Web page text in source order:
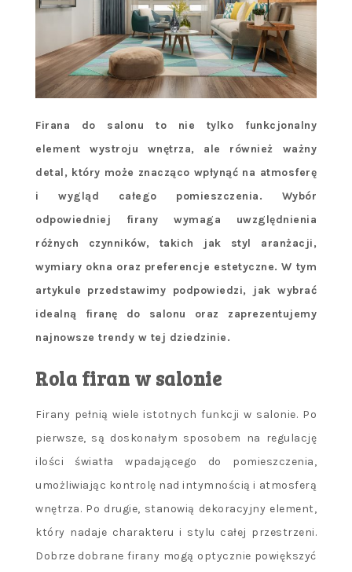
Firana do salonu to nie tylko funkcjonalny
element wystroju wnętrza, ale również ważny
detal, który może znacząco wpłynąć na atmosferę
i wygląd całego pomieszczenia. Wybór
odpowiedniej firany wymaga uwzględnienia
różnych czynników, takich jak styl aranżacji,
wymiary okna oraz preferencje estetyczne. W tym
artykule przedstawimy podpowiedzi, jak wybrać
idealną firanę do salonu oraz zaprezentujemy
najnowsze trendy w tej dziedzinie.
Rola firan w salonie
Firany pełnią wiele istotnych funkcji w salonie. Po
pierwsze, są doskonałym sposobem na regulację
ilości światła wpadającego do pomieszczenia,
umożliwiając kontrolę nad intymnością i atmosferą
wnętrza. Po drugie, stanowią dekoracyjny element,
który nadaje charakteru i stylu całej przestrzeni.
Dobrze dobrane firany mogą optycznie powiększyć